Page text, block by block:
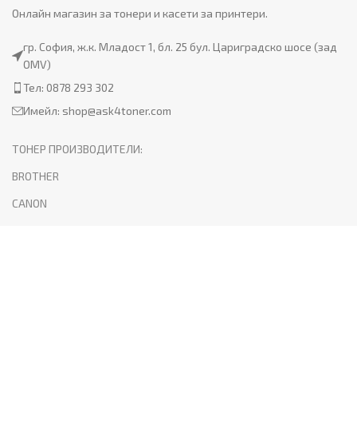
Онлайн магазин за тонери и касети за принтери.
гр. София, ж.к. Младост 1, бл. 25 бул. Цариградско шосе (зад
OMV)
Тел: 0878 293 302
Имейл: shop@ask4toner.com
ТОНЕР ПРОИЗВОДИТЕЛИ:
BROTHER
CANON